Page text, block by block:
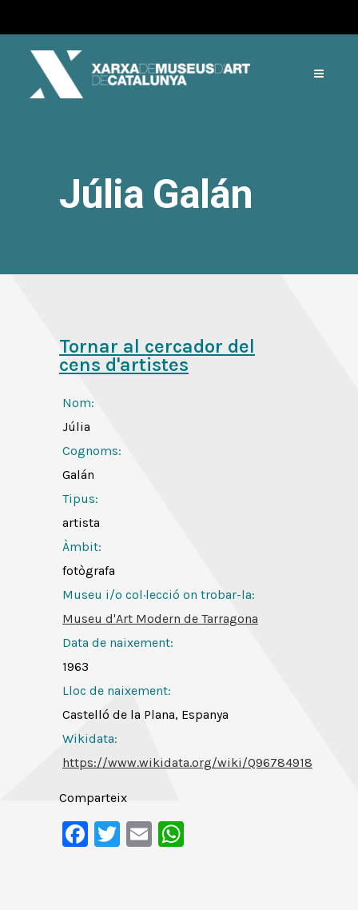
Júlia Galán
Tornar al cercador del
cens d'artistes
Nom:
Júlia
Cognoms:
Galán
Tipus:
artista
Àmbit:
fotògrafa
Museu i/o col·lecció on trobar-la:
Museu d'Art Modern de Tarragona
Data de naixement:
1963
Lloc de naixement:
Castelló de la Plana, Espanya
Wikidata:
https://www.wikidata.org/wiki/Q96784918
Comparteix
Facebook
Twitter
Email